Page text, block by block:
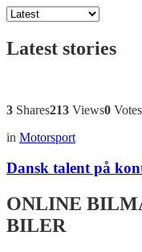
Latest stories
3 Shares213 Views0 Votes
in Motorsport
Dansk talent på
ONLINE
BILER